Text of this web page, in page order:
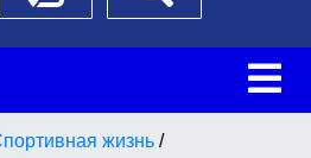
жизнь /